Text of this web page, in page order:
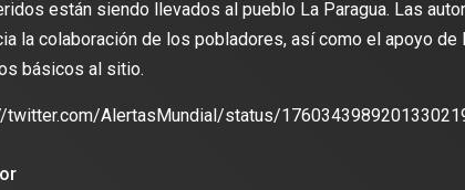
están siendo llevados al pueblo La Paragua. Las
la colaboración de los pobladores, así como el apoyo de
básicos al sitio.
twitter.com/AlertasMundial/status/